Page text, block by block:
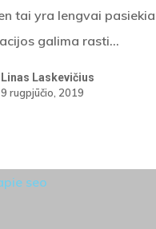
tai yra lengvai
galima rasti…
Linas Laskevičius
9 rugpjūčio, 2019